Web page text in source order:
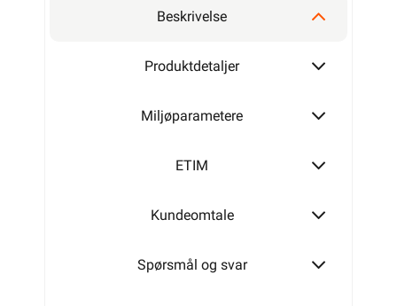
Alarmkabel skjermet 6 leder
Alarmkabel skjermet 12 leder
Beskrivelse
Produktdetaljer
Miljøparametere
ETIM
Kundeomtale
Spørsmål og svar